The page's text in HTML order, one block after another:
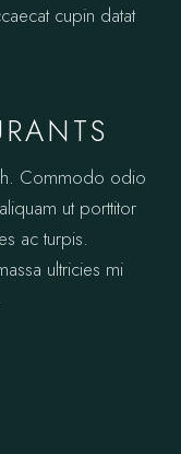
cupin datat
Commodo odio
ut porttitor
ac turpis.
ultricies mi